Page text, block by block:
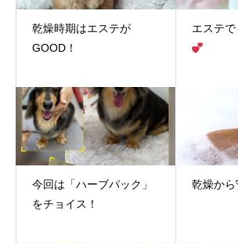
乾燥時期はエステが
GOOD！
エステ
今回は「ハーブパック」
をチョイス！
乾燥から